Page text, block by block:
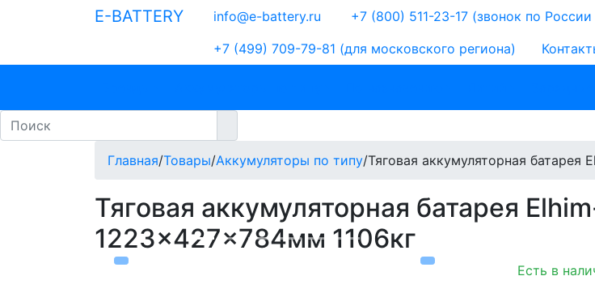
E-BATTERY info@e-battery.ru +7 (800) 511-23-17 (звонок по России
+7 (499) 709-79-81 (для московского региона)
Главная/Товары/Аккумуляторы по типу/Тяговая аккумуляторная батарея
Тяговая аккумуляторная батарея
1223x427x784мм 1106кг
Есть в